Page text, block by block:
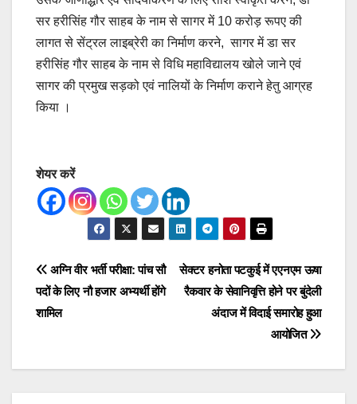
सर हरीसिंह गौर साहब के नाम से सागर में 10 करोड़ रूपए की
लागत से सेंट्रल लाइब्रेरी का निर्माण करने, सागर में डा सर
हरीसिंह गौर साहब के नाम से विधि महाविद्यालय खोले जाने एवं
सागर की प्रमुख सड़को एवं नालियों के निर्माण कराने हेतु आग्रह
किया ।
शेयर करें
Post
navigation
सेक्टर हनोता पटकुई में एएनएम ऊषा
रैकवार के सेवानिवृत्ति होने पर बुंदेली
अंदाज में विदाई समारोह हुआ
आयोजित
अग्नि वीर भर्ती परीक्षा: पांच सौ
पदों के लिए नौ हजार अभ्यर्थी होंगे
शामिल